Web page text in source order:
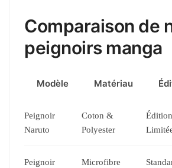
Comparaison de
peignoirs manga
Modèle Matériau
Peignoir
Naruto
Coton &
Polyester
Édition
Peignoir
Microfibre